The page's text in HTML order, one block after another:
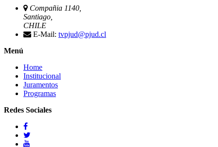
Compañia 1140,
Santiago,
CHILE
E-Mail: tvpjud@pjud.cl
Menú
Home
Institucional
Juramentos
Programas
Redes Sociales